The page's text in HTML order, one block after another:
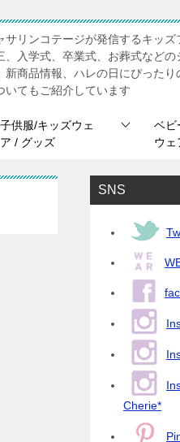
リンコテージが発信するキッズ
、入学式、卒業式、お葬式など
新商品情報、ハレの日にぴった
いてもご紹介しています
子供服/キッズウェ
ア / グッズ
ベビ
ウェ
SNS
Cherie*